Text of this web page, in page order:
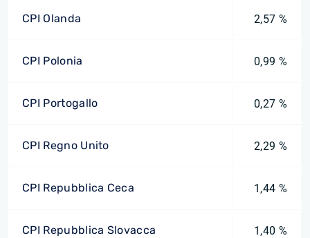
CPI Olanda 2,57 %
CPI Polonia 0,99 %
CPI Portogallo 0,27 %
CPI Regno Unito 2,29 %
CPI Repubblica Ceca 1,44 %
CPI Repubblica Slovacca 1,40 %